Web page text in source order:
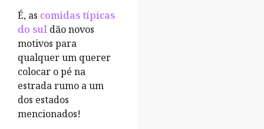
É, as comidas típicas
do sul dão novos
motivos para
qualquer um querer
colocar o pé na
estrada rumo a um
dos estados
mencionados!